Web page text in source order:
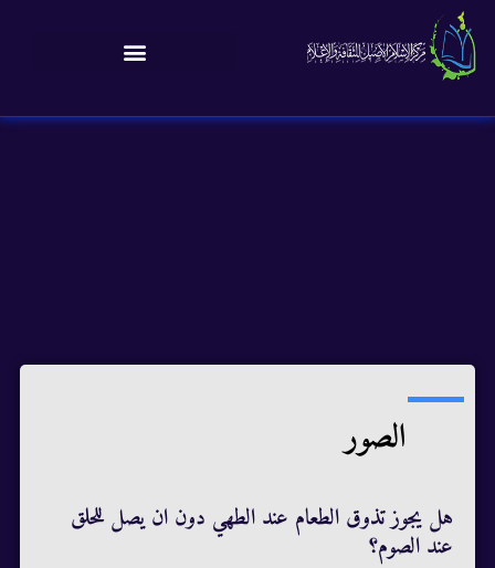
الصور
هل يجوز تذوق الطعام عند الطهي دون ان يصل للحلق
عند الصوم؟